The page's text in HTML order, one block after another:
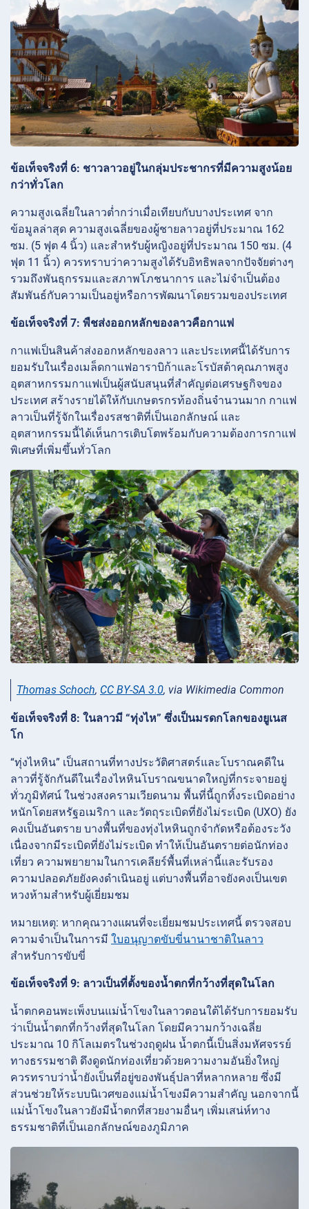
ข้อเท็จจริงที่ 6: ชาวลาวอยู่ในกลุ่มประชากรที่มีความสูงน้อย
กว่าทั่วโลก
ความสูงเฉลี่ยในลาวต่ำกว่าเมื่อเทียบกับบางประเทศ จาก
ข้อมูลล่าสุด ความสูงเฉลี่ยของผู้ชายลาวอยู่ที่ประมาณ 162
ซม. (5 ฟุต 4 นิ้ว) และสำหรับผู้หญิงอยู่ที่ประมาณ 150 ซม. (4
ฟุต 11 นิ้ว) ควรทราบว่าความสูงได้รับอิทธิพลจากปัจจัยต่างๆ
รวมถึงพันธุกรรมและสภาพโภชนาการ และไม่จำเป็นต้อง
สัมพันธ์กับความเป็นอยู่หรือการพัฒนาโดยรวมของประเทศ
ข้อเท็จจริงที่ 7: พืชส่งออกหลักของลาวคือกาแฟ
กาแฟเป็นสินค้าส่งออกหลักของลาว และประเทศนี้ได้รับการ
ยอมรับในเรื่องเมล็ดกาแฟอาราบิก้าและโรบัสต้าคุณภาพสูง
อุตสาหกรรมกาแฟเป็นผู้สนับสนุนที่สำคัญต่อเศรษฐกิจของ
ประเทศ สร้างรายได้ให้กับเกษตรกรท้องถิ่นจำนวนมาก กาแฟ
ลาวเป็นที่รู้จักในเรื่องรสชาติที่เป็นเอกลักษณ์ และ
อุตสาหกรรมนี้ได้เห็นการเติบโตพร้อมกับความต้องการกาแฟ
พิเศษที่เพิ่มขึ้นทั่วโลก
Thomas Schoch, CC BY-SA 3.0, via Wikimedia Common
ข้อเท็จจริงที่ 8: ในลาวมี “ทุ่งไห” ซึ่งเป็นมรดกโลกของยูเนส
โก
“ทุ่งไหหิน” เป็นสถานที่ทางประวัติศาสตร์และโบราณคดีใน
ลาวที่รู้จักกันดีในเรื่องไหหินโบราณขนาดใหญ่ที่กระจายอยู่
ทั่วภูมิทัศน์ ในช่วงสงครามเวียดนาม พื้นที่นี้ถูกทิ้งระเบิดอย่าง
หนักโดยสหรัฐอเมริกา และวัตถุระเบิดที่ยังไม่ระเบิด (UXO) ยัง
คงเป็นอันตราย บางพื้นที่ของทุ่งไหหินถูกจำกัดหรือต้องระวัง
เนื่องจากมีระเบิดที่ยังไม่ระเบิด ทำให้เป็นอันตรายต่อนักท่อง
เที่ยว ความพยายามในการเคลียร์พื้นที่เหล่านี้และรับรอง
ความปลอดภัยยังคงดำเนินอยู่ แต่บางพื้นที่อาจยังคงเป็นเขต
หวงห้ามสำหรับผู้เยี่ยมชม
หมายเหตุ: หากคุณวางแผนที่จะเยี่ยมชมประเทศนี้ ตรวจสอบ
ความจำเป็นในการมี ใบอนุญาตขับขี่นานาชาติในลาว
สำหรับการขับขี่
ข้อเท็จจริงที่ 9: ลาวเป็นที่ตั้งของน้ำตกที่กว้างที่สุดในโลก
น้ำตกคอนพะเพ็งบนแม่น้ำโขงในลาวตอนใต้ได้รับการยอมรับ
ว่าเป็นน้ำตกที่กว้างที่สุดในโลก โดยมีความกว้างเฉลี่ย
ประมาณ 10 กิโลเมตรในช่วงฤดูฝน น้ำตกนี้เป็นสิ่งมหัศจรรย์
ทางธรรมชาติ ดึงดูดนักท่องเที่ยวด้วยความงามอันยิ่งใหญ่
ควรทราบว่าน้ำยังเป็นที่อยู่ของพันธุ์ปลาที่หลากหลาย ซึ่งมี
ส่วนช่วยให้ระบบนิเวศของแม่น้ำโขงมีความสำคัญ นอกจากนี้
แม่น้ำโขงในลาวยังมีน้ำตกที่สวยงามอื่นๆ เพิ่มเสน่ห์ทาง
ธรรมชาติที่เป็นเอกลักษณ์ของภูมิภาค